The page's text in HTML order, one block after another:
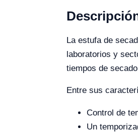
La estufa de
laboratorios y
tiempos de
Entre sus
Control de
Un